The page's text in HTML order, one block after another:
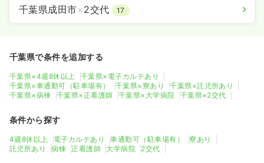
千葉県成田市×2交代 17
千葉県で条件を追加する
千葉県×4週8休以上
千葉県×電子カルテあり
千葉県×車通勤可（駐車場有）
千葉県×寮あり
千葉県×託児所あり
千葉県×病棟
千葉県×正看護師 千葉県×大学病院 千葉県×2交代
条件から探す
4週8休以上 電子カルテあり 車通勤可（駐車場有）
寮あり
託児所あり
病棟 正看護師 大学病院 2交代